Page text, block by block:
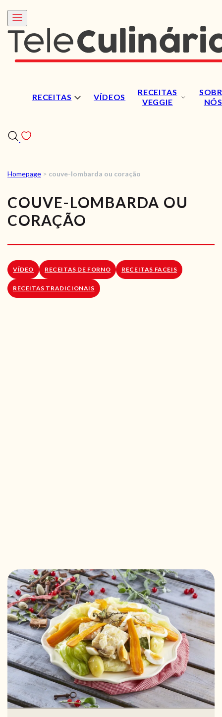
RECEITAS VÍDEOS
RECEITAS
VEGGIE
NÓS
RECEITAS
VÍDEOS
LOJA ONLINE
Homepage > couve-lombarda ou coração
COUVE-LOMBARDA OU
CORAÇÃO
VÍDEO RECEITAS DE FORNO RECEITAS FACEIS
RECEITAS TRADICIONAIS